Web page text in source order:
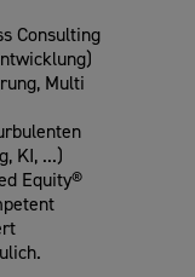
Consulting
Multi
KI, ...)
Equity®